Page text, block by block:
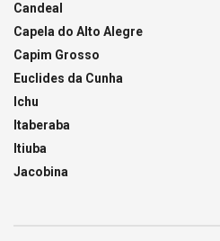
Candeal
Capela do Alto Alegre
Capim Grosso
Euclides da Cunha
Ichu
Itaberaba
Itiuba
Jacobina